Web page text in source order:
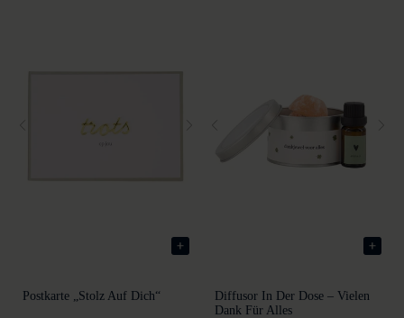
Postkarte „Stolz Auf Dich“
Diffusor In Der Dose – Vielen
Dank Für Alles